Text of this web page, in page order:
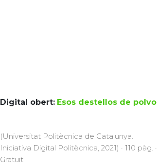
Digital obert: Esos destellos de polvo
(Universitat Politècnica de Catalunya.
Iniciativa Digital Politècnica, 2021) · 110 pàg. ·
Gratuït